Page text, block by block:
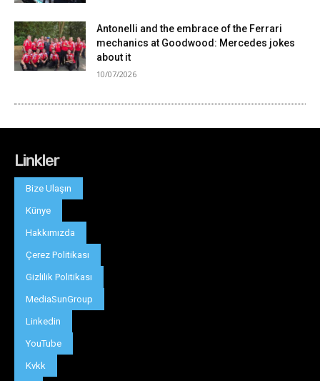
Linkler
Bize Ulaşın
Künye
Hakkımızda
Çerez Politikası
Gizlilik Politikası
MediaSunGroup
Linkedin
YouTube
Kvkk